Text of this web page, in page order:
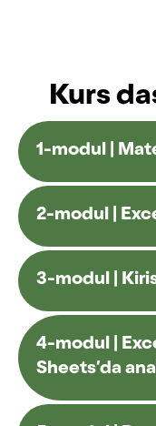
Kurs
1-modul |
2-modul |
3-modul |
4-modul |
Sheets’da